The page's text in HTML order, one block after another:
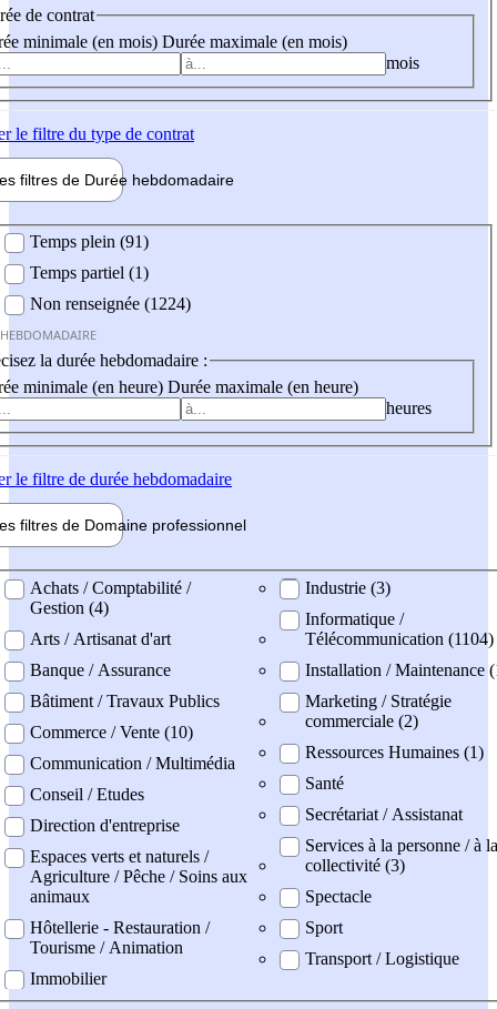
de contrat
minimale (en mois) Durée maximale (en mois)
mois
le filtre du type de contrat
filtres de Durée hebdomadaire
Temps plein (91)
Temps partiel (1)
Non renseignée (1224)
la durée hebdomadaire :
minimale (en heure) Durée maximale (en heure)
heures
le filtre de durée hebdomadaire
filtres de Domaine professionnel
professionel
Achats / Comptabilité /
Gestion (4)
Arts / Artisanat d'art
Banque / Assurance
Bâtiment / Travaux Publics
Commerce / Vente (10)
Communication / Multimédia
Conseil / Etudes
Direction d'entreprise
Espaces verts et naturels /
Agriculture / Pêche / Soins aux
animaux
Hôtellerie - Restauration /
Tourisme / Animation
Immobilier
Industrie (3)
Informatique /
Télécommunication (1104)
Installation / Maintenance
Marketing / Stratégie
commerciale (2)
Ressources Humaines (1)
Santé
Secrétariat / Assistanat
Services à la personne / à la
collectivité (3)
Spectacle
Sport
Transport / Logistique